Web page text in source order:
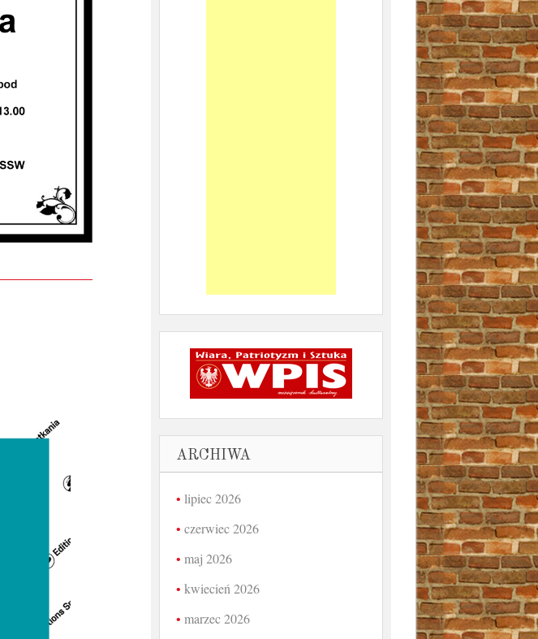
ARCHIWA
lipiec 2026
czerwiec 2026
maj 2026
kwiecień 2026
marzec 2026